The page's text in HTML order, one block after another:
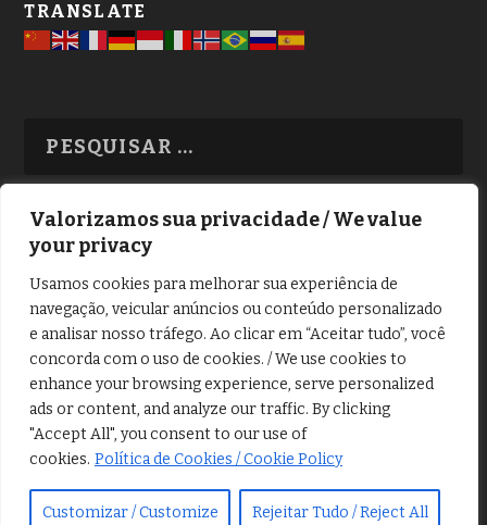
Valorizamos sua privacidade / We value
your privacy
Usamos cookies para melhorar sua experiência de
navegação, veicular anúncios ou conteúdo personalizado
e analisar nosso tráfego. Ao clicar em “Aceitar tudo”, você
concorda com o uso de cookies. / We use cookies to
enhance your browsing experience, serve personalized
ads or content, and analyze our traffic. By clicking
"Accept All", you consent to our use of
cookies. Política de Cookies / Cookie Policy
Customizar / Customize Rejeitar Tudo / Reject All
TRANSLATE
TODAS OS ASSUNTOS
Copyright © Alô Tatuapé 2013 / 2026
Desenvolvido por ALOSP MKT DIGITAL